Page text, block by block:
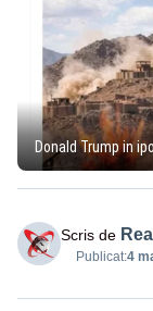
Donald Trump in
Scris de
Publicat:4